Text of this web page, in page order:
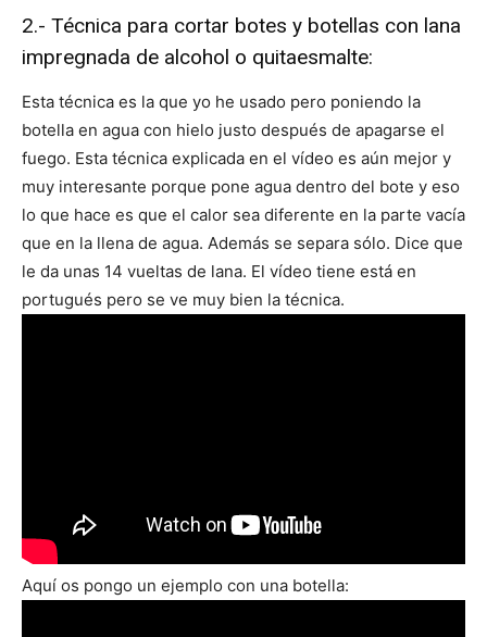
2.- Técnica para cortar botes y botellas con lana
impregnada de alcohol o quitaesmalte:
Esta técnica es la que yo he usado pero poniendo la
botella en agua con hielo justo después de apagarse el
fuego. Esta técnica explicada en el vídeo es aún mejor y
muy interesante porque pone agua dentro del bote y eso
lo que hace es que el calor sea diferente en la parte vacía
que en la llena de agua. Además se separa sólo. Dice que
le da unas 14 vueltas de lana. El vídeo tiene está en
portugués pero se ve muy bien la técnica.
Aquí os pongo un ejemplo con una botella: